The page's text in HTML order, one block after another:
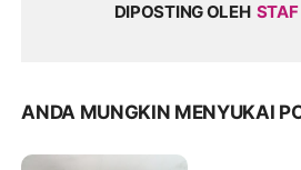
DIPOSTING OLEH STAF
ANDA MUNGKIN MENYUKAI